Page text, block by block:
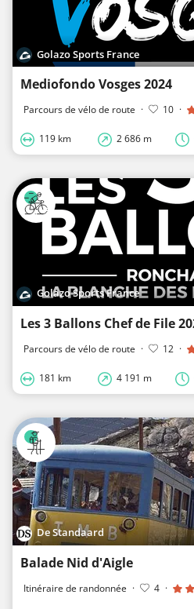
Golazo Sports France
Mediofondo Vosges 2024
Parcours de vélo de route · 10 ·
119 km 2 686 m
Golazo Sports France
Les 3 Ballons Chef de File
Parcours de vélo de route · 12 ·
181 km 4 191 m
De Standaard
Balade Nid d'Aigle
Itinéraire de randonnée · 4 ·